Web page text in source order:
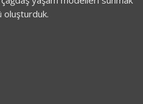
oluşturduk.